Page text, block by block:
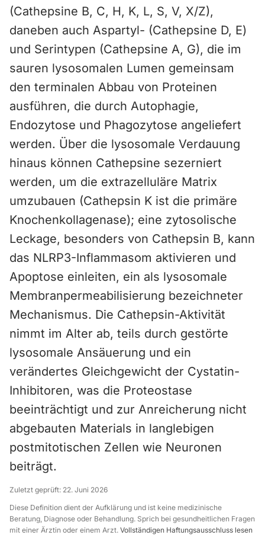
(Cathepsine B, C, H, K, L, S, V, X/Z),
daneben auch Aspartyl- (Cathepsine D, E)
und Serintypen (Cathepsine A, G), die im
sauren lysosomalen Lumen gemeinsam
den terminalen Abbau von Proteinen
ausführen, die durch Autophagie,
Endozytose und Phagozytose angeliefert
werden. Über die lysosomale Verdauung
hinaus können Cathepsine sezerniert
werden, um die extrazelluläre Matrix
umzubauen (Cathepsin K ist die primäre
Knochenkollagenase); eine zytosolische
Leckage, besonders von Cathepsin B, kann
das NLRP3-Inflammasom aktivieren und
Apoptose einleiten, ein als lysosomale
Membranpermeabilisierung bezeichneter
Mechanismus. Die Cathepsin-Aktivität
nimmt im Alter ab, teils durch gestörte
lysosomale Ansäuerung und ein
verändertes Gleichgewicht der Cystatin-
Inhibitoren, was die Proteostase
beeinträchtigt und zur Anreicherung nicht
abgebauten Materials in langlebigen
postmitotischen Zellen wie Neuronen
beiträgt.
Zuletzt geprüft: 22. Juni 2026
Diese Definition dient der Aufklärung und ist keine medizinische
Beratung, Diagnose oder Behandlung. Sprich bei gesundheitlichen Fragen
mit einer Ärztin oder einem Arzt. Vollständigen Haftungsausschluss lesen